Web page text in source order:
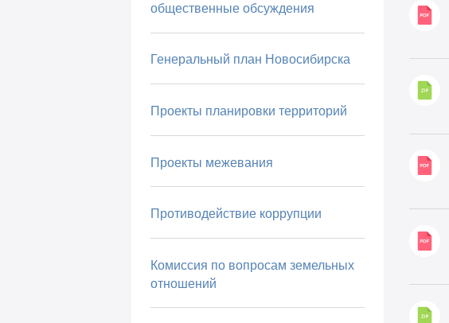
общественные обсуждения
Генеральный план Новосибирска
Проекты планировки территорий
Проекты межевания
Противодействие коррупции
Комиссия по вопросам земельных
отношений